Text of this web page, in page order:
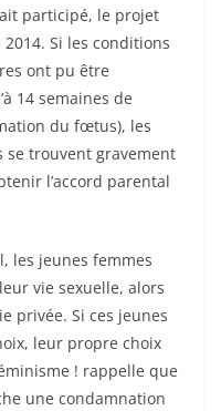
participé, le projet
Si les conditions
ont pu être
14 semaines de
du fœtus), les
se trouvent gravement
l’accord parental
les jeunes femmes
vie sexuelle, alors
privée. Si ces jeunes
leur propre choix
! rappelle que
une condamnation